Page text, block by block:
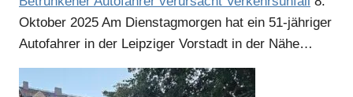
Anzeige
Oktober 2025 Am Dienstagmorgen hat ein 51-jähriger
Autofahrer in der Leipziger Vorstadt in der Nähe…